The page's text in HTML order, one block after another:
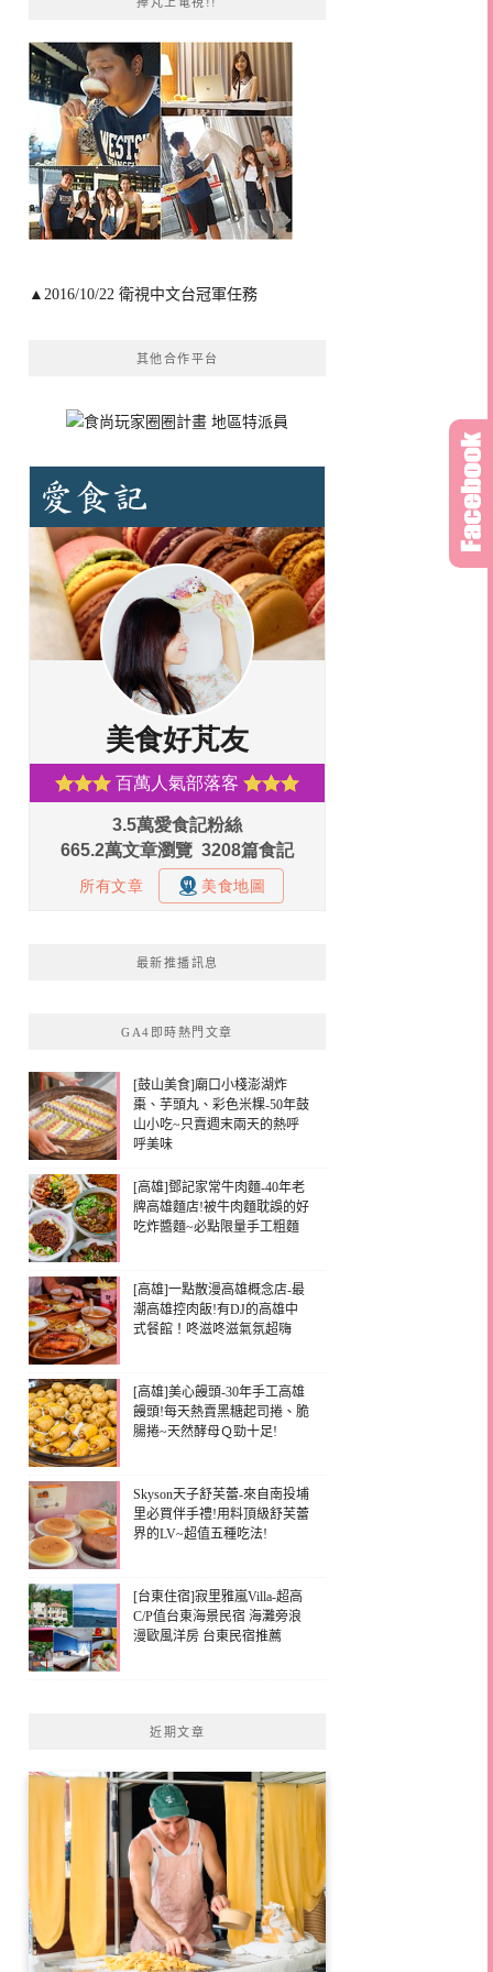
▲2016/10/22 衛視中文台冠軍任務
其他合作平台
最新推播訊息
GA4即時熱門文章
[鼓山美食]廟口小棧澎湖炸
棗、芋頭丸、彩色米粿-50年鼓
山小吃~只賣週末兩天的熱呼
呼美味
[高雄]鄧記家常牛肉麵-40年老
牌高雄麵店!被牛肉麵耽誤的好
吃炸醬麵~必點限量手工粗麵
[高雄]一點散漫高雄概念店-最
潮高雄控肉飯!有DJ的高雄中
式餐館！咚滋咚滋氣氛超嗨
[高雄]美心饅頭-30年手工高雄
饅頭!每天熱賣黑糖起司捲、脆
腸捲~天然酵母Ｑ勁十足!
Skyson天子舒芙蕾-來自南投埔
里必買伴手禮!用料頂級舒芙蕾
界的LV~超值五種吃法!
[台東住宿]寂里雅嵐Villa-超高
C/P值台東海景民宿 海灘旁浪
漫歐風洋房 台東民宿推薦
近期文章